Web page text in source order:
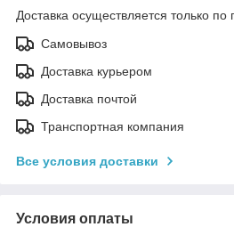
Доставка осуществляется только по
Самовывоз
Доставка курьером
Доставка почтой
Транспортная компания
Все условия доставки
Условия оплаты